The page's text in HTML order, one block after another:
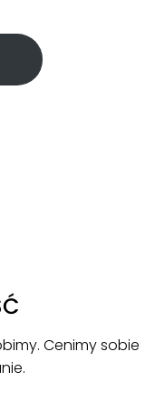
Cenimy sobie